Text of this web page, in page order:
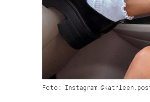
Foto: Instagram